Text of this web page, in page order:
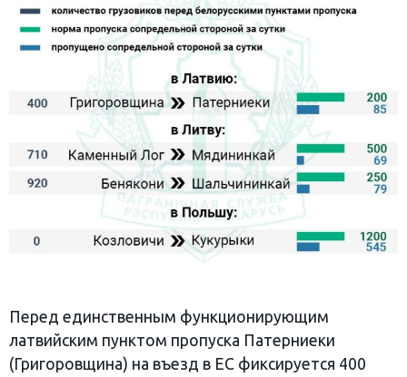
Перед единственным функционирующим
латвийским пунктом пропуска Патерниеки
(Григоровщина) на въезд в ЕС фиксируется 400